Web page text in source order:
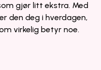
gjør litt ekstra. Med
den deg i hverdagen,
virkelig betyr noe.